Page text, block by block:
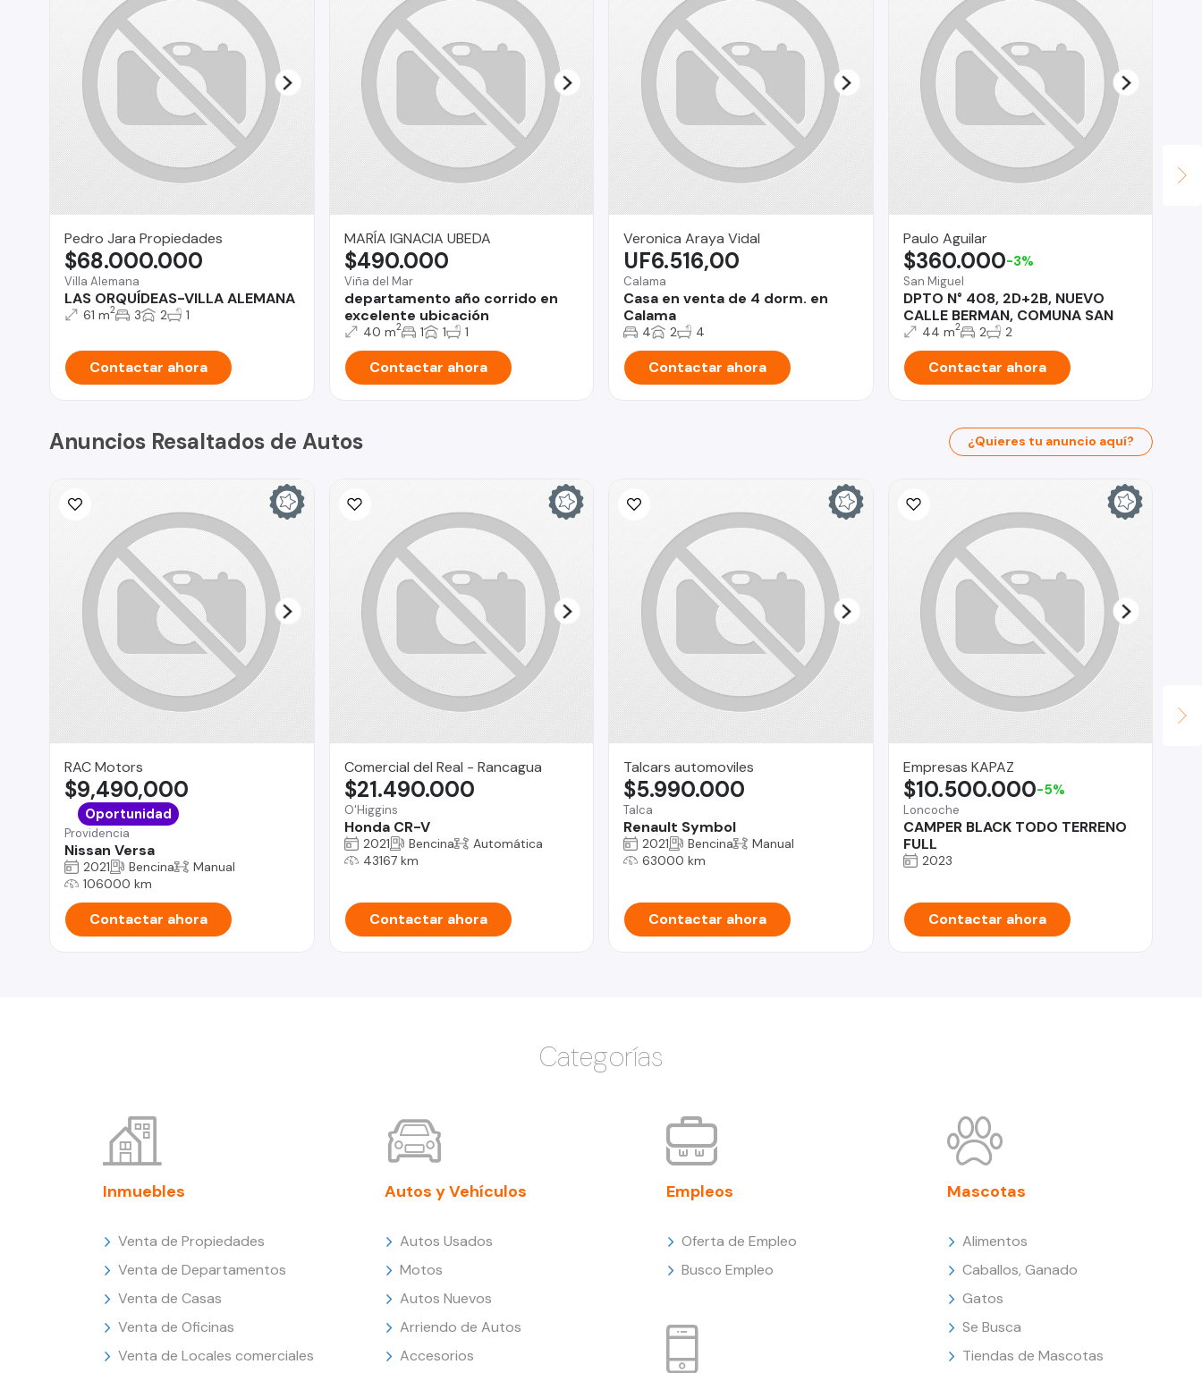
Pedro Jara Propiedades
Villa Alemana
LAS ORQUÍDEAS-VILLA ALEMANA
$68.000.000
61 m2 3 2 1
Contactar ahora
MARÍA IGNACIA UBEDA
Viña del Mar
departamento año corrido en
excelente ubicación
$490.000
40 m2 1 1 1
Contactar ahora
Veronica Araya Vidal
Calama
Casa en venta de 4 dorm. en
Calama
UF6.516,00
4 2 4
Contactar ahora
Paulo Aguilar
San Miguel
DPTO N° 408, 2D+2B, NUEVO
CALLE BERMAN, COMUNA SAN
$360.000-3%
44 m2 2 2
Contactar ahora
Anuncios Resaltados de Autos ¿Quieres tu anuncio aquí?
RAC Motors
Providencia
Nissan Versa
$9,490,000
Oportunidad
2021 Bencina
Manual
106000 km
Contactar ahora
Comercial del Real - Rancagua
O'Higgins
Honda CR-V
$21.490.000
2021 Bencina
Automática
43167 km
Contactar ahora
Talcars automoviles
Talca
Renault Symbol
$5.990.000
2021 Bencina
Manual
63000 km
Contactar ahora
Empresas KAPAZ
Loncoche
CAMPER BLACK TODO TERRENO
FULL
$10.500.000-5%
2023
Contactar ahora
Categorías
Inmuebles
Venta de Propiedades
Venta de Departamentos
Venta de Casas
Venta de Oficinas
Venta de Locales comerciales
Autos y Vehículos
Autos Usados
Motos
Autos Nuevos
Arriendo de Autos
Accesorios
Empleos
Oferta de Empleo
Busco Empleo
Mascotas
Alimentos
Caballos, Ganado
Gatos
Se Busca
Tiendas de Mascotas